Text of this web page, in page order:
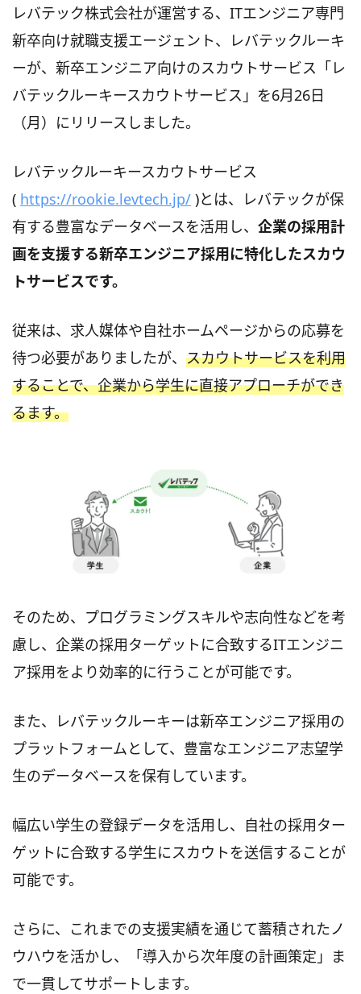
レバテック株式会社が運営する、ITエンジニア専門
新卒向け就職支援エージェント、レバテックルーキ
ーが、新卒エンジニア向けのスカウトサービス「レ
バテックルーキースカウトサービス」を6月26日
（月）にリリースしました。
レバテックルーキースカウトサービス
( https://rookie.levtech.jp/ )とは、レバテックが保
有する豊富なデータベースを活用し、 企業の採用計
画を支援する新卒エンジニア採用に特化したスカウ
トサービスです。
従来は、求人媒体や自社ホームページからの応募を
待つ必要がありましたが、 スカウトサービスを利用
することで、企業から学生に直接アプローチができ
るます。
そのため、プログラミングスキルや志向性などを考
慮し、企業の採用ターゲットに合致するITエンジニ
ア採用をより効率的に行うことが可能です。
また、レバテックルーキーは新卒エンジニア採用の
プラットフォームとして、豊富なエンジニア志望学
生のデータベースを保有しています。
幅広い学生の登録データを活用し、自社の採用ター
ゲットに合致する学生にスカウトを送信することが
可能です。
さらに、これまでの支援実績を通じて蓄積されたノ
ウハウを活かし、「導入から次年度の計画策定」ま
で一貫してサポートします。